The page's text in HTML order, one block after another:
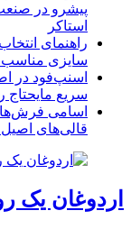
پیشرو در صنعت
استاکر
راهنمای
سایزی
اسنپ‌فود در
سریع مایحتاج
اسامی
قالی‌های اصیل
اردوغان یک